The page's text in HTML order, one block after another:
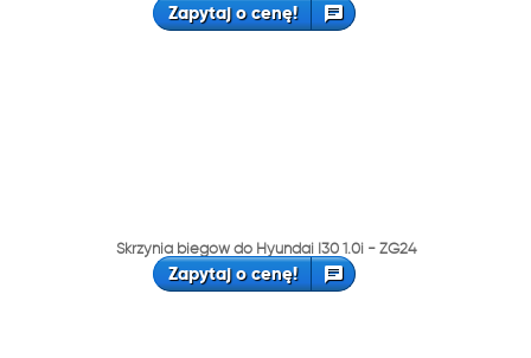
Zapytaj o cenę!
Skrzynia biegów do Hyundai I30 1.0i - ZG24
Zapytaj o cenę!